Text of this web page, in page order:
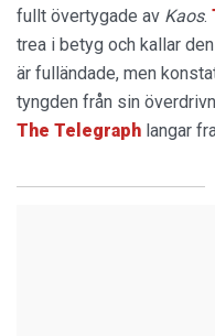
fullt övertygade av Kaos.
trea i betyg och kallar
är fulländade, men
tyngden från sin
The Telegraph langar